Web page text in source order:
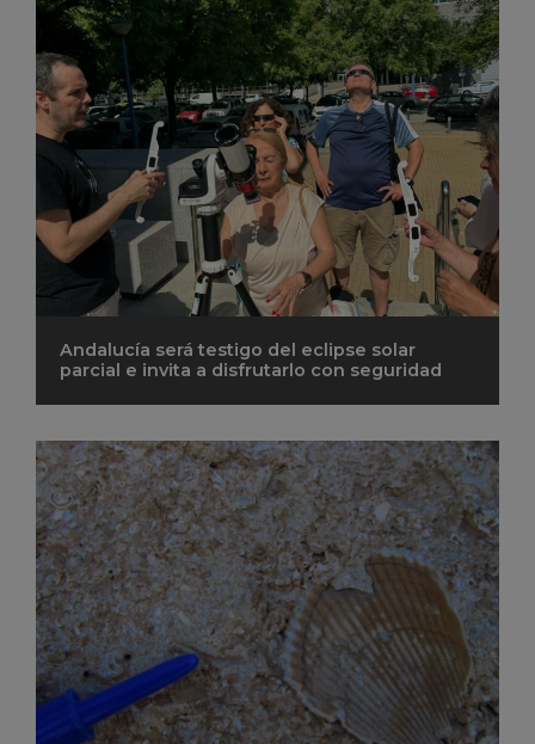
Andalucía será testigo del eclipse solar
parcial e invita a disfrutarlo con seguridad